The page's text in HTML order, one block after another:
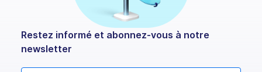
Restez informé et abonnez-vous à notre
newsletter